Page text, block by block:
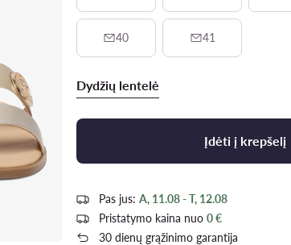
40 41
Dydžių lentelė
Įdėti į krepšelį
Pas jus: A, 11.08 - T, 12.08
Pristatymo kaina nuo 0 €
30 dienų grąžinimo garantija